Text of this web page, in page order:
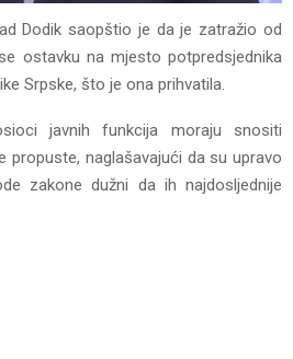
Dodik saopštio je da je zatražio od
ostavku na mjesto potpredsjednika
Srpske, što je ona prihvatila.
javnih funkcija moraju snositi
propuste, naglašavajući da su upravo
zakone dužni da ih najdosljednije